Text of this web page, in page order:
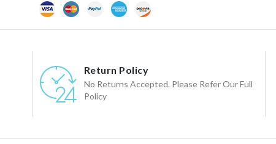
Return Policy
No Returns Accepted. Please Refer Our Full
Policy